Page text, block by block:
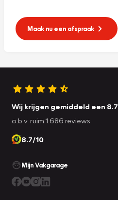
Maak nu een afspraak
Wij krijgen gemiddeld een 8.7
o.b.v. ruim 1.686 reviews
8.7/10
Mijn Vakgarage